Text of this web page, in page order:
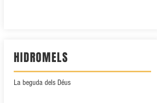
HIDROMELS
La beguda dels Déus